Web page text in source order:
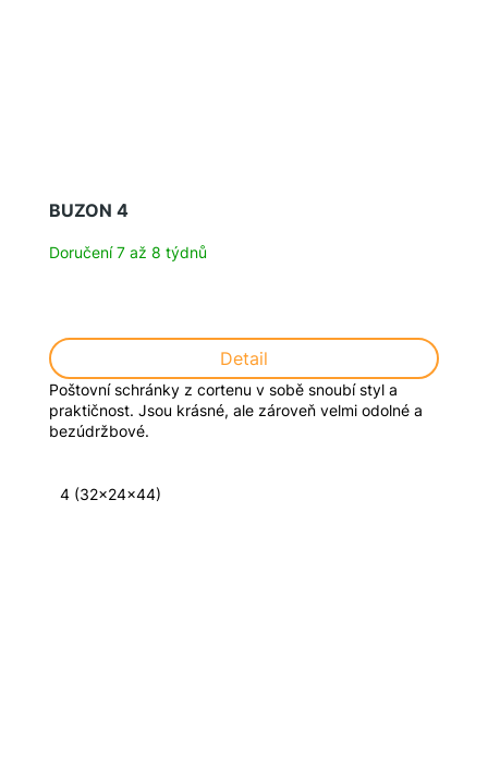
BUZON 4
Doručení 7 až 8 týdnů
Detail
Poštovní schránky z cortenu v sobě snoubí styl a
praktičnost. Jsou krásné, ale zároveň velmi odolné a
bezúdržbové.
4 (32x24x44)